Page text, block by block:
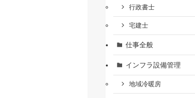
行政書士
宅建士
仕事全般
インフラ設備管理
地域冷暖房